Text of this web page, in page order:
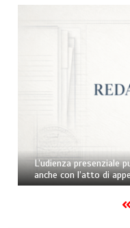
partner superstite di
di decesso
legge sulle unioni civili